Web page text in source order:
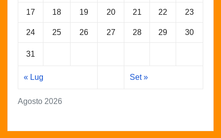
Agosto 2026
17 18 19 20 21 22 23
24 25 26 27 28 29 30
31
« Lug Set »